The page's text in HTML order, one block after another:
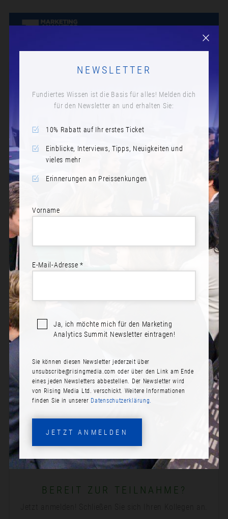
BEGRÜSSUNG MODERATORIN
Dienstag, 16. November 2021
Zeit:
10:05
BEREIT ZUR TEILNAHME?
NEWSLETTER
Fundiertes Wissen ist die Basis für alles! Melden dich
für den Newsletter an und erhalten Sie:
10% Rabatt auf Ihr erstes Ticket
Einblicke, Interviews, Tipps, Neuigkeiten und
vieles mehr
Erinnerungen an Preissenkungen
Vorname
E-Mail-Adresse *
Ja, ich möchte mich für den Marketing
Analytics Summit Newsletter eintragen!
Sie können diesen Newsletter jederzeit über
unsubscribe@risingmedia.com oder über den Link am Ende
eines jeden Newsletters abbestellen. Der Newsletter wird
von Rising Media Ltd. verschickt. Weitere Informationen
finden Sie in unserer Datenschutzerklärung.
JETZT ANMELDEN